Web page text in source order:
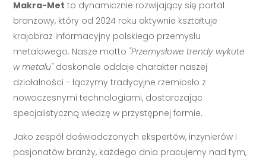
Makra-Met to dynamicznie rozwijający się portal
branżowy, który od 2024 roku aktywnie kształtuje
krajobraz informacyjny polskiego przemysłu
metalowego. Nasze motto "Przemysłowe trendy wykute
w metalu"doskonale oddaje charakter naszej
działalności - łączymy tradycyjne rzemiosło z
nowoczesnymi technologiami, dostarczając
specjalistyczną wiedzę w przystępnej formie.
Jako zespół doświadczonych ekspertów, inżynierów i
pasjonatów branży, każdego dnia pracujemy nad tym,